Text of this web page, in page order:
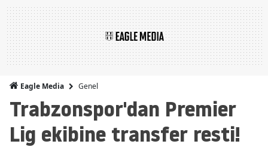
Eagle Media Genel
Trabzonspor'dan Premier
Lig ekibine transfer resti!